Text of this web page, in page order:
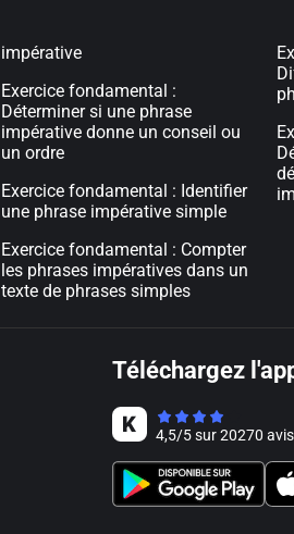
impérative
Exercice fondamental :
Déterminer si une phrase
impérative donne un conseil ou
un ordre
Exercice fondamental : Identifier
une phrase impérative simple
Exercice fondamental : Compter
les phrases impératives dans un
texte de phrases simples
Téléchargez
4,5/5sur20270 avis